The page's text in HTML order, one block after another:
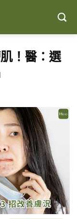
！醫：選